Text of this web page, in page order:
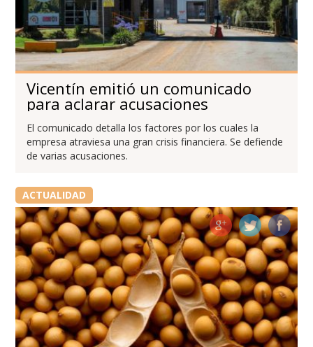
Vicentín emitió un comunicado
para aclarar acusaciones
El comunicado detalla los factores por los cuales la
empresa atraviesa una gran crisis financiera. Se defiende
de varias acusaciones.
ACTUALIDAD